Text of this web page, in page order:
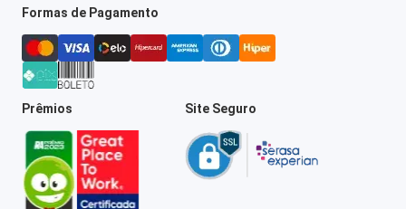
Formas de Pagamento
Prêmios Site Seguro